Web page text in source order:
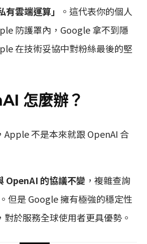
雲端運算」
。這代表你的個人
防護罩內，Google 拿不到隱
在技術妥協中對粉絲最後的堅
怎麼辦？
Apple 不是本來就跟 OpenAI 合
OpenAI 的協議不變 ，複雜查詢
但是 Google 擁有極強的穩定性
於服務全球使用者更具優勢。